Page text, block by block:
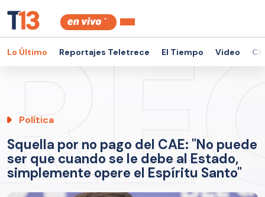
Lo Último Reportajes Teletrece El Tiempo Video
Política
Squella por no pago del CAE: "No puede
ser que cuando se le debe al Estado,
simplemente opere el Espíritu Santo"